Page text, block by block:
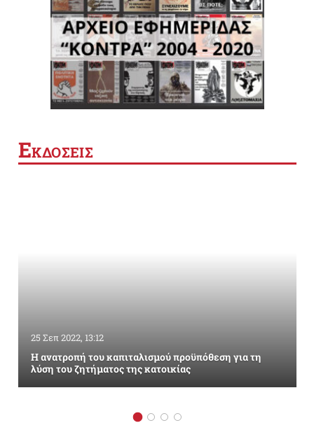
ΕΚΔΟΣΕΙΣ
25 Σεπ 2022, 13:12
Η ανατροπή του καπιταλισμού προϋπόθεση για τη
λύση του ζητήματος της κατοικίας